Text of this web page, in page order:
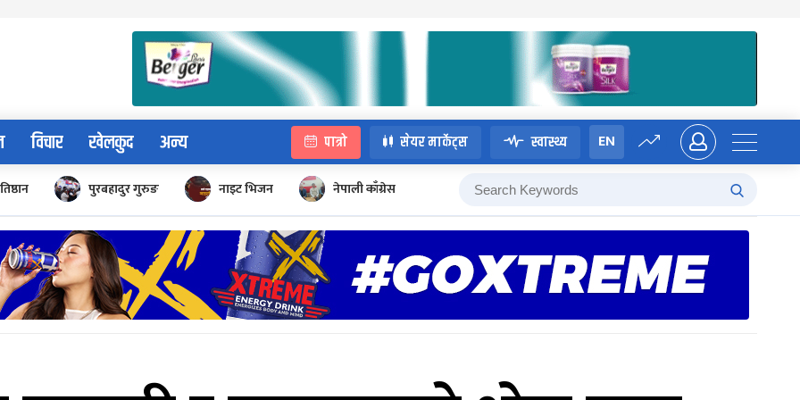
विचार खेलकुद अन्य पात्रो सेयर मार्केट्स स्वास्थ्य EN
पुरबहादुर गुरुङ नाइट भिजन नेपाली काँग्रेस